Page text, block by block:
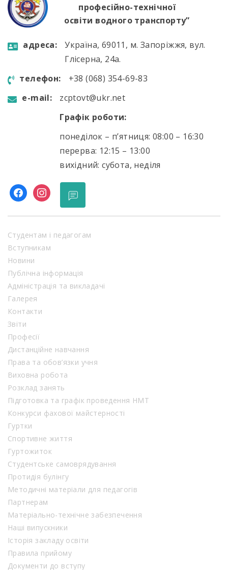
професійно-технічної
освіти водного транспорту”
aдресa:
Україна, 69011, м. Запоріжжя, вул.
Глісерна, 24а.
телефон:
+38 (068) 354-69-83
e-mail:
zcptovt@ukr.net
Графік роботи:
понеділок – п’ятниця: 08:00 – 16:30
перерва: 12:15 – 13:00
вихідний: субота, неділя
facebookinstagram
Студентам і педагогам
Вступникам
Новини
Публічна інформація
Адміністрація та викладачі
Галерея
Контакти
Звіти
Професії
Дистанційне навчання
Права та обов’язки учня
Виховна робота
Розклад занять
Підготовка та графік проведення НМТ
Конкурси фахової майстерності
Гуртки
Спортивне життя
Гуртожиток
Студентське самоврядування
Протидія булінгу
Методичні матеріали для педагогів
Партнерам
Матеріально-технічне забезпечення
Наші випускники
Історія закладу освіти
Правила прийому
Документи до вступу